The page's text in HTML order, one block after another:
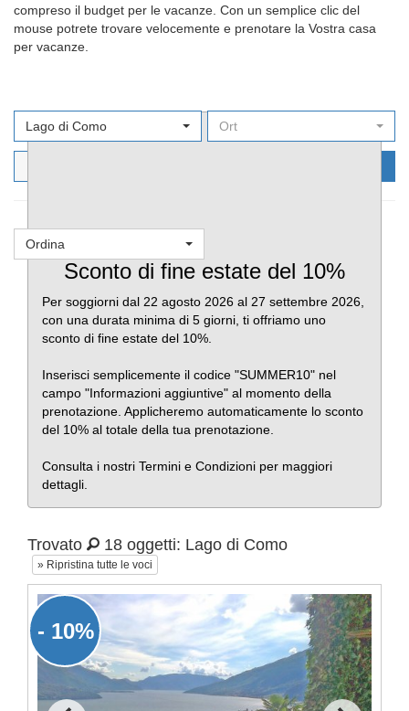
compreso il budget per le vacanze. Con un semplice clic del
mouse potrete trovare velocemente e prenotare la Vostra casa
per vacanze.
Lago di Como Ort
Ordina
Sconto di fine estate del 10%
Per soggiorni dal 22 agosto 2026 al 27 settembre 2026,
con una durata minima di 5 giorni, ti offriamo uno
sconto di fine estate del 10%.
Inserisci semplicemente il codice "SUMMER10" nel
campo "Informazioni aggiuntive" al momento della
prenotazione. Applicheremo automaticamente lo sconto
del 10% al totale della tua prenotazione.
Consulta i nostri Termini e Condizioni per maggiori
dettagli.
Trovato 18 oggetti: Lago di Como
» Ripristina tutte le voci
- 10%